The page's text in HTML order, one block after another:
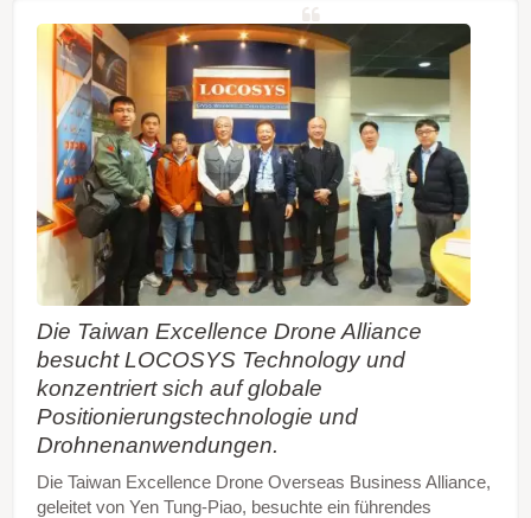
Die Taiwan Excellence Drone Alliance
besucht LOCOSYS Technology und
konzentriert sich auf globale
Positionierungstechnologie und
Drohnenanwendungen.
Die Taiwan Excellence Drone Overseas Business Alliance,
geleitet von Yen Tung-Piao, besuchte ein führendes